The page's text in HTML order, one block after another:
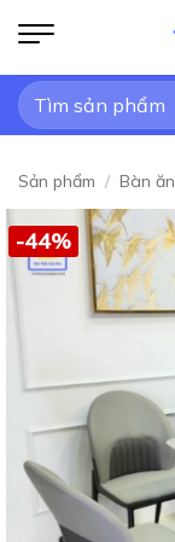
qua
nội
dung
Tìm
kiếm:
Sản phẩm / Bàn ăn
-44%